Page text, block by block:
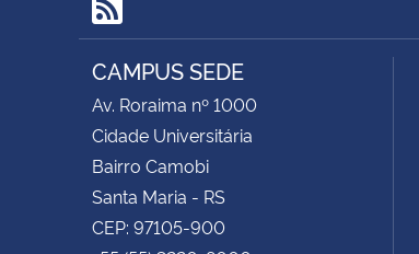
RSS
CAMPUS SEDE
Av. Roraima nº 1000
Cidade Universitária
Bairro Camobi
Santa Maria - RS
CEP: 97105-900